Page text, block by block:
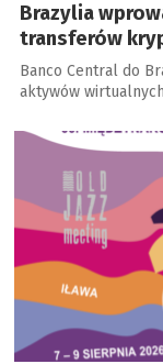
Brazylia
transferów
Banco Central do
aktywów
a